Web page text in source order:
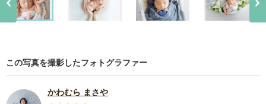
この写真を撮影したフォトグラファー
かわむら まさや